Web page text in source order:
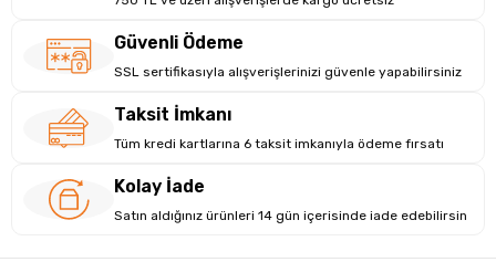
Güvenli Ödeme
SSL sertifikasıyla alışverişlerinizi güvenle yapabilirsiniz
Taksit İmkanı
Tüm kredi kartlarına 6 taksit imkanıyla ödeme fırsatı
Kolay İade
Satın aldığınız ürünleri 14 gün içerisinde iade edebilirsin